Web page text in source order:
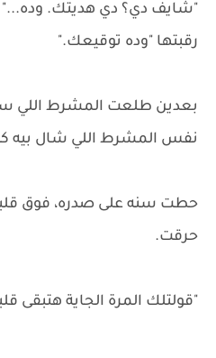
"شايف دي؟ دي هديتك. وده..."
رقبتها "وده توقيعك."
بعدين طلعت المشرط اللي
نفس المشرط اللي شال بيه
حطت سنه على صدره، فوق
حرقت.
"قولتلك المرة الجاية هتبقى